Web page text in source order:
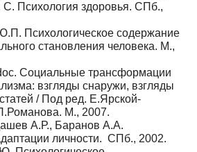
С. Психология здоровья. СПб.,
Психологическое содержание
становления человека. М.,
Социальные трансформации
взгляды снаружи, взгляды
/ Под ред. Е.Ярской-
М., 2007.
А.Р., Баранов А.А.
личности. СПб., 2002.